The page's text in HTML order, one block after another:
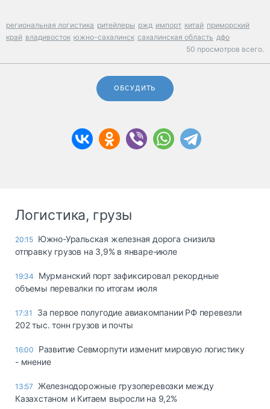
региональная логистика ритейлеры ржд импорт китай приморский
край владивосток южно-сахалинск сахалинская область дфо
50 просмотров всего.
ОБСУДИТЬ
Логистика, грузы
20:15 Южно-Уральская железная дорога снизила
отправку грузов на 3,9% в январе-июле
19:34
Мурманский порт зафиксировал рекордные
объемы перевалки по итогам июля
17:31
За первое полугодие авиакомпании РФ перевезли
202 тыс. тонн грузов и почты
16:00
Развитие Севморпути изменит мировую логистику
- мнение
13:57
Железнодорожные грузоперевозки между
Казахстаном и Китаем выросли на 9,2%